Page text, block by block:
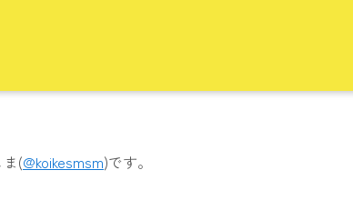
(@koikesmsm)です。